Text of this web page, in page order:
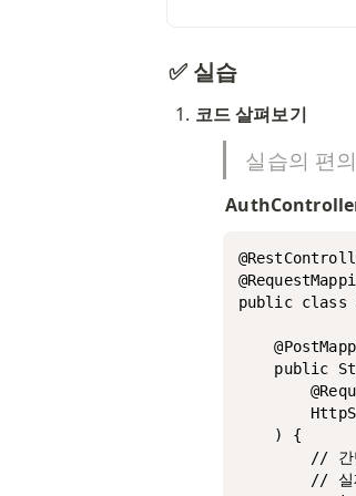
✅ 실습
코드 살펴보기
실습의 편
public class
public
    ) {
// 간
// 실